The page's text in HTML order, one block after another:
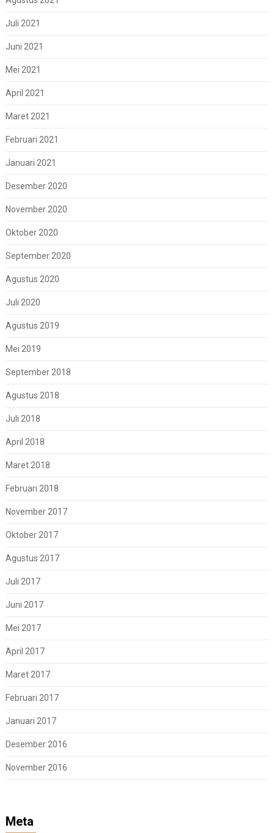
Juli 2021
Juni 2021
Mei 2021
April 2021
Maret 2021
Februari 2021
Januari 2021
Desember 2020
November 2020
Oktober 2020
September 2020
Agustus 2020
Juli 2020
Agustus 2019
Mei 2019
September 2018
Agustus 2018
Juli 2018
April 2018
Maret 2018
Februari 2018
November 2017
Oktober 2017
Agustus 2017
Juli 2017
Juni 2017
Mei 2017
April 2017
Maret 2017
Februari 2017
Januari 2017
Desember 2016
November 2016
Meta